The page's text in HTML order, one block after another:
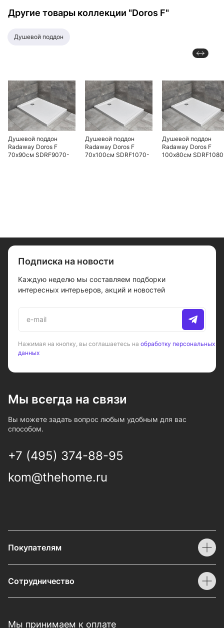
Другие товары коллекции "Doros F"
душевой поддон
Душевой поддон
Radaway Doros F
70х90см SDRF9070-
Душевой поддон
Radaway Doros F
70х100см SDRF1070-
Душевой поддон
Radaway Doros F
100х80см
Подписка на новости
Каждую неделю мы составляем подборки
интересных интерьеров, акций и новостей
Нажимая на кнопку, вы соглашаетесь на обработку персональных
данных
Мы всегда на связи
Вы можете задать вопрос любым удобным для вас
способом.
+7 (495) 374-88-95
kom@thehome.ru
Покупателям
Сотрудничество
Мы принимаем к оплате